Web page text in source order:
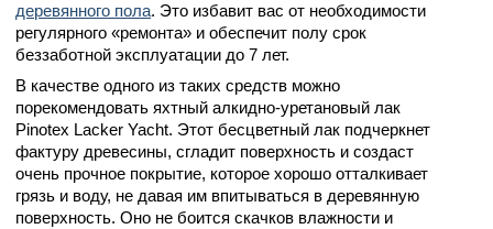
деревянного пола. Это избавит вас от необходимости
регулярного «ремонта» и обеспечит полу срок
беззаботной эксплуатации до 7 лет.
В качестве одного из таких средств можно
порекомендовать яхтный алкидно-уретановый лак
Pinotex Lacker Yacht. Этот бесцветный лак подчеркнет
фактуру древесины, сгладит поверхность и создаст
очень прочное покрытие, которое хорошо отталкивает
грязь и воду, не давая им впитываться в деревянную
поверхность. Оно не боится скачков влажности и